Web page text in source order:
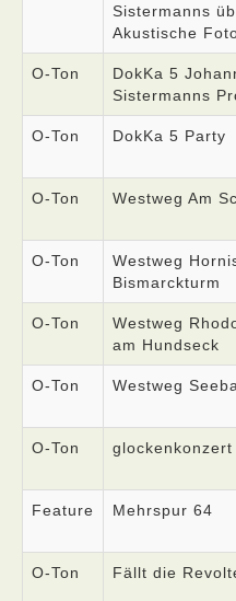
Sistermanns
Akustische
O-Ton
DokKa 5
Sistermanns
O-Ton DokKa 5 Party
O-Ton Westweg Am
O-Ton
Westweg
Bismarckturm
O-Ton
Westweg
am Hundseck
O-Ton Westweg
O-Ton glockenkonzert
Feature Mehrspur 64
O-Ton Fällt die